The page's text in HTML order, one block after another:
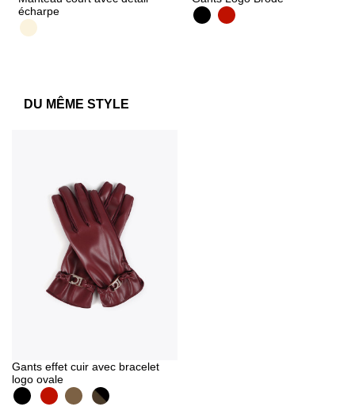
écharpe
DU MÊME STYLE
Gants effet cuir avec bracelet
logo ovale